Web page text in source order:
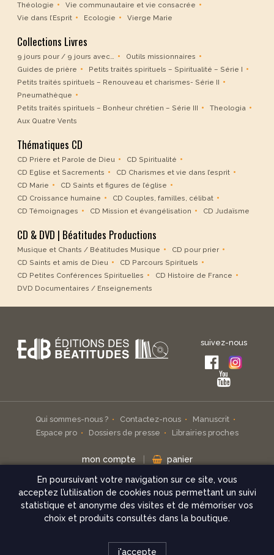
Théologie
Vie communautaire et vie consacrée
Vie dans l’Esprit
Ecologie Vierge Marie
Collections Livres
9 jours pour / 9 jours avec…
Outils missionnaires
Guides de prière
Petits traités spirituels – Spiritualité – Série I
Petits traités spirituels – Renouveau et charismes- Série II
Pneumathèque
Petits traités spirituels – Bonheur chrétien – Série III
Theologia
Aux Quatre Vents
Thématiques CD
CD Prière et Parole de Dieu
CD Spiritualité
CD Eglise et Sacrements
CD Charismes et vie dans l’esprit
CD Marie
CD Saints et figures de l’église
CD Croissance humaine
CD Couples, familles, célibat
CD Témoignages
CD Mission et évangélisation CD Judaïsme
CD & DVD | Béatitudes Productions
Musique et Chants / Béatitudes Musique
CD pour prier
CD Saints et amis de Dieu
CD Parcours Spirituels
CD Petites Conférences Spirituelles
CD Histoire de France
DVD Documentaires / Enseignements
suivez-nous
Qui sommes-nous ? Contactez-nous
Manuscrit
Espace pro
Dossiers de presse Librairies proches
mon compte panier
Inscrivez-vous à notre infolettre
check
En poursuivant votre navigation sur ce site, vous
acceptez l’utilisation de cookies nous permettant un suivi
statistique et anonyme des visites et de mémoriser vos
choix et produits consultés dans la boutique.
j'accepte